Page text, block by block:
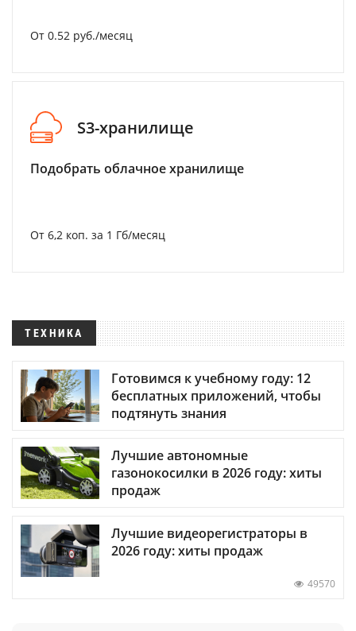
От 0.52 руб./месяц
S3-хранилище
Подобрать облачное хранилище
От 6,2 коп. за 1 Гб/месяц
ТЕХНИКА
Готовимся к учебному году: 12
бесплатных приложений, чтобы
подтянуть знания
Лучшие автономные
газонокосилки в 2026 году: хиты
продаж
Лучшие видеорегистраторы в
2026 году: хиты продаж
49570